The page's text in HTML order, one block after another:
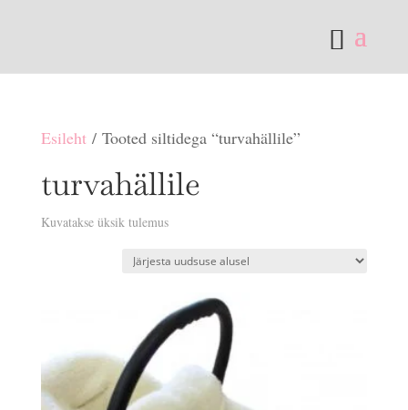
Esileht/ Tooted siltidega “turvahällile”
turvahällile
Kuvatakse üksik tulemus